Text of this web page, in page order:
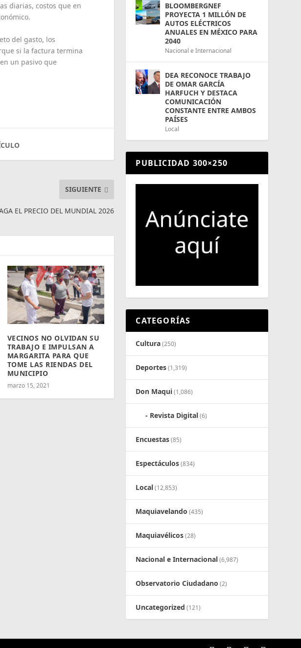
diarias, costos que en
del gasto, los
si la factura termina
un pasivo que
SIGUIENTE
EL PRECIO DEL MUNDIAL 2026
VECINOS NO OLVIDAN SU
TRABAJO E IMPULSAN A
MARGARITA PARA QUE
TOME LAS RIENDAS DEL
MUNICIPIO
marzo 15, 2021
BLOOMBERGNEF
PROYECTA 1 MILLÓN DE
AUTOS ELÉCTRICOS
ANUALES EN MÉXICO PARA
2040
Nacional e Internacional
DEA RECONOCE TRABAJO
DE OMAR GARCÍA
HARFUCH Y DESTACA
COMUNICACIÓN
CONSTANTE ENTRE AMBOS
PAÍSES
Local
PUBLICIDAD 300×250
CATEGORÍAS
Cultura(250)
Deportes(1,319)
Don Maqui(1,086)
Revista Digital(6)
Encuestas(85)
Espectáculos(834)
Local(12,853)
Maquiavelando (435)
Maquiavélicos(28)
Nacional e Internacional(6,987)
Observatorio Ciudadano (2)
Uncategorized (121)